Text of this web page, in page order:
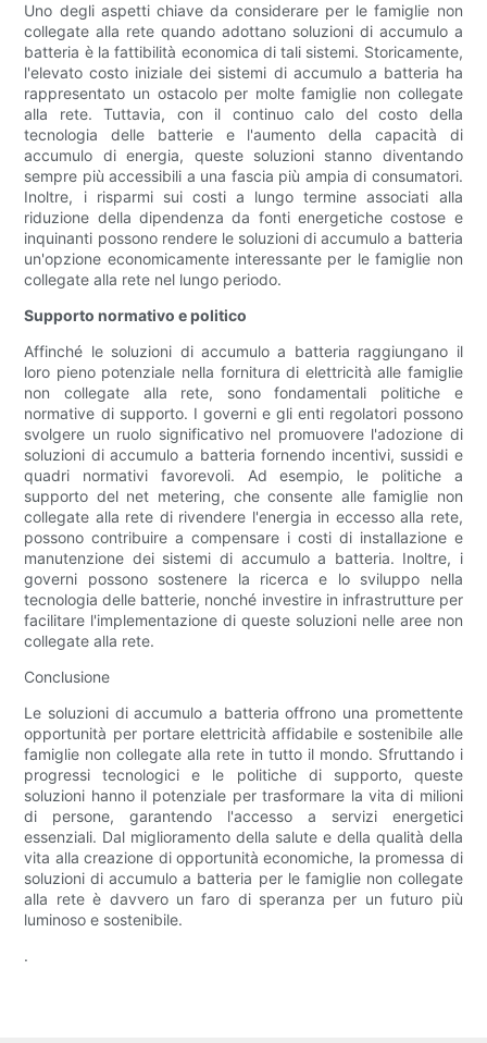
Uno degli aspetti chiave da considerare per le famiglie non
collegate alla rete quando adottano soluzioni di accumulo a
batteria è la fattibilità economica di tali sistemi. Storicamente,
l'elevato costo iniziale dei sistemi di accumulo a batteria ha
rappresentato un ostacolo per molte famiglie non collegate
alla rete. Tuttavia, con il continuo calo del costo della
tecnologia delle batterie e l'aumento della capacità di
accumulo di energia, queste soluzioni stanno diventando
sempre più accessibili a una fascia più ampia di consumatori.
Inoltre, i risparmi sui costi a lungo termine associati alla
riduzione della dipendenza da fonti energetiche costose e
inquinanti possono rendere le soluzioni di accumulo a batteria
un'opzione economicamente interessante per le famiglie non
collegate alla rete nel lungo periodo.
Supporto normativo e politico
Affinché le soluzioni di accumulo a batteria raggiungano il
loro pieno potenziale nella fornitura di elettricità alle famiglie
non collegate alla rete, sono fondamentali politiche e
normative di supporto. I governi e gli enti regolatori possono
svolgere un ruolo significativo nel promuovere l'adozione di
soluzioni di accumulo a batteria fornendo incentivi, sussidi e
quadri normativi favorevoli. Ad esempio, le politiche a
supporto del net metering, che consente alle famiglie non
collegate alla rete di rivendere l'energia in eccesso alla rete,
possono contribuire a compensare i costi di installazione e
manutenzione dei sistemi di accumulo a batteria. Inoltre, i
governi possono sostenere la ricerca e lo sviluppo nella
tecnologia delle batterie, nonché investire in infrastrutture per
facilitare l'implementazione di queste soluzioni nelle aree non
collegate alla rete.
Conclusione
Le soluzioni di accumulo a batteria offrono una promettente
opportunità per portare elettricità affidabile e sostenibile alle
famiglie non collegate alla rete in tutto il mondo. Sfruttando i
progressi tecnologici e le politiche di supporto, queste
soluzioni hanno il potenziale per trasformare la vita di milioni
di persone, garantendo l'accesso a servizi energetici
essenziali. Dal miglioramento della salute e della qualità della
vita alla creazione di opportunità economiche, la promessa di
soluzioni di accumulo a batteria per le famiglie non collegate
alla rete è davvero un faro di speranza per un futuro più
luminoso e sostenibile.
.